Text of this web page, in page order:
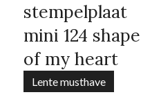
stempelplaat
mini 124 shape
of my heart
Lente musthave